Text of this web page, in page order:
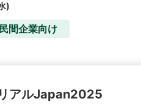
)
民間企業向け
アルJapan2025